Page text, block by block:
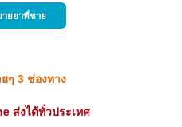
ยยาที่ขาย
ๆ 3 ช่องทาง
ส่งได้ทั่วประเทศ